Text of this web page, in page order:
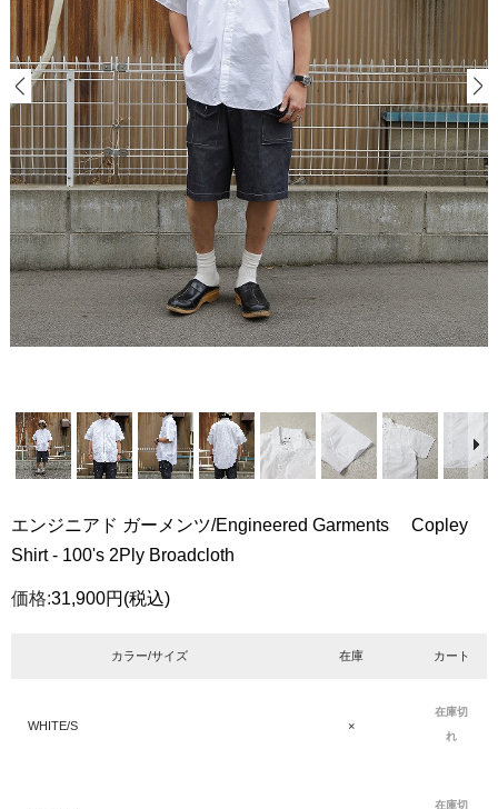
エンジニアド ガーメンツ/Engineered Garments Copley
Shirt - 100's 2Ply Broadcloth
価格:31,900円 (税込)
カラー/サイズ 在庫 カート
WHITE/S ×
在庫切
れ
在庫切